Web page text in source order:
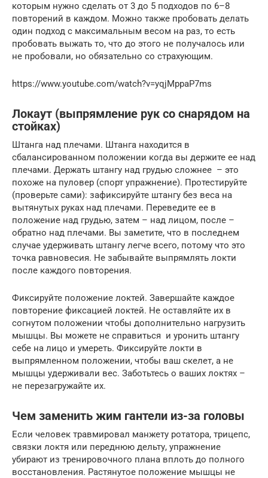
которым нужно сделать от 3 до 5 подходов по 6–8
повторений в каждом. Можно также пробовать делать
один подход с максимальным весом на раз, то есть
пробовать выжать то, что до этого не получалось или
не пробовали, но обязательно со страхующим.
https://www.youtube.com/watch?v=yqjMppaP7ms
Локаут (выпрямление рук со снарядом на
стойках)
Штанга над плечами. Штанга находится в
сбалансированном положении когда вы держите ее над
плечами. Держать штангу над грудью сложнее – это
похоже на пуловер (спорт упражнение). Протестируйте
(проверьте сами): зафиксируйте штангу без веса на
вытянутых руках над плечами. Переведите ее в
положение над грудью, затем – над лицом, после –
обратно над плечами. Вы заметите, что в последнем
случае удерживать штангу легче всего, потому что это
точка равновесия. Не забывайте выпрямлять локти
после каждого повторения.
Фиксируйте положение локтей. Завершайте каждое
повторение фиксацией локтей. Не оставляйте их в
согнутом положении чтобы дополнительно нагрузить
мышцы. Вы можете не справиться и уронить штангу
себе на лицо и умереть. Фиксируйте локти в
выпрямленном положении, чтобы ваш скелет, а не
мышцы удерживали вес. Заботьтесь о ваших локтях –
не перезагружайте их.
Чем заменить жим гантели из-за головы
Если человек травмировал манжету ротатора, трицепс,
связки локтя или переднюю дельту, упражнение
убирают из тренировочного плана вплоть до полного
восстановления. Растянутое положение мышцы не